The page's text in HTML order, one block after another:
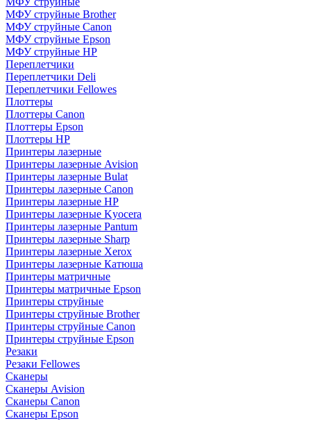
МФУ струйные Brother
МФУ струйные Canon
МФУ струйные Epson
МФУ струйные HP
Переплетчики
Переплетчики Deli
Переплетчики Fellowes
Плоттеры
Плоттеры Canon
Плоттеры Epson
Плоттеры HP
Принтеры лазерные
Принтеры лазерные Avision
Принтеры лазерные Bulat
Принтеры лазерные Canon
Принтеры лазерные HP
Принтеры лазерные Kyocera
Принтеры лазерные Pantum
Принтеры лазерные Sharp
Принтеры лазерные Xerox
Принтеры лазерные Катюша
Принтеры матричные
Принтеры матричные Epson
Принтеры струйные
Принтеры струйные Brother
Принтеры струйные Canon
Принтеры струйные Epson
Резаки
Резаки Fellowes
Сканеры
Сканеры Avision
Сканеры Canon
Сканеры Epson